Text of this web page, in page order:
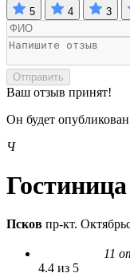
5 4 3
Отправить
Ваш отзыв принят!
Он будет
Ч
Псков пр-кт.
11
4.4 из 5